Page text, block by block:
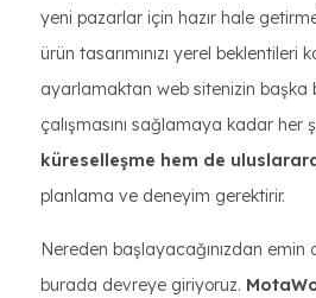
yeni pazarlar için hazır hale
ürün tasarımınızı yerel beklentileri
ayarlamaktan web sitenizin başka
çalışmasını sağlamaya kadar her
küreselleşme hem de
planlama ve deneyim gerektirir.
Nereden başlayacağınızdan
burada devreye giriyoruz.